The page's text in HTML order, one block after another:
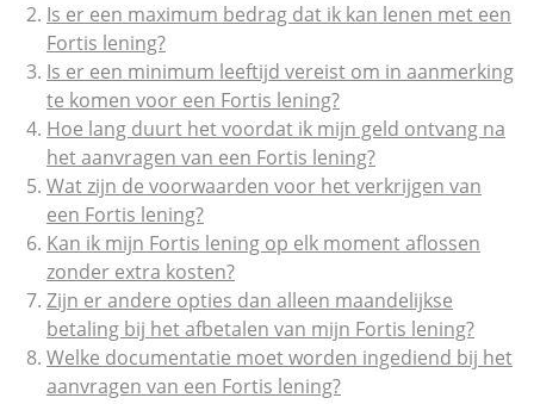
Is er een maximum bedrag dat ik kan lenen met een
Fortis lening?
Is er een minimum leeftijd vereist om in aanmerking
te komen voor een Fortis lening?
Hoe lang duurt het voordat ik mijn geld ontvang na
het aanvragen van een Fortis lening?
Wat zijn de voorwaarden voor het verkrijgen van
een Fortis lening?
Kan ik mijn Fortis lening op elk moment aflossen
zonder extra kosten?
Zijn er andere opties dan alleen maandelijkse
betaling bij het afbetalen van mijn Fortis lening?
Welke documentatie moet worden ingediend bij het
aanvragen van een Fortis lening?